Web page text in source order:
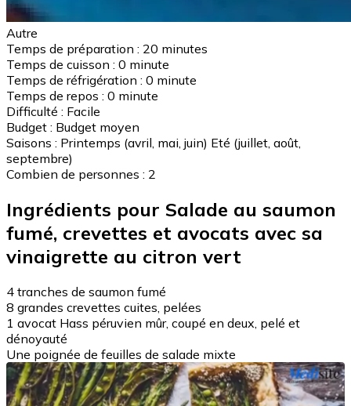
Autre
Temps de préparation : 20 minutes
Temps de cuisson : 0 minute
Temps de réfrigération : 0 minute
Temps de repos : 0 minute
Difficulté : Facile
Budget : Budget moyen
Saisons : Printemps (avril, mai, juin) Eté (juillet, août,
septembre)
Combien de personnes : 2
Ingrédients pour Salade au saumon
fumé, crevettes et avocats avec sa
vinaigrette au citron vert
4 tranches de saumon fumé
8 grandes crevettes cuites, pelées
1 avocat Hass péruvien mûr, coupé en deux, pelé et
dénoyauté
Une poignée de feuilles de salade mixte